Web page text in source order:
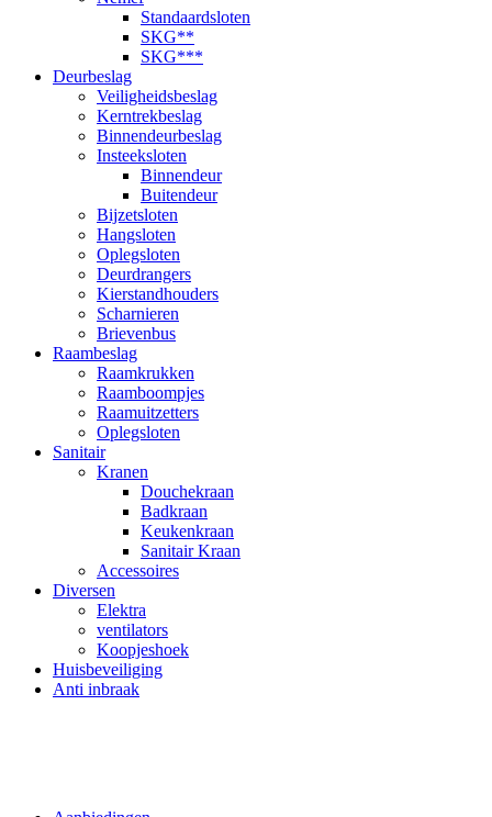
Standaardsloten
SKG**
SKG***
Deurbeslag
Veiligheidsbeslag
Kerntrekbeslag
Binnendeurbeslag
Insteeksloten
Binnendeur
Buitendeur
Bijzetsloten
Hangsloten
Oplegsloten
Deurdrangers
Kierstandhouders
Scharnieren
Brievenbus
Raambeslag
Raamkrukken
Raamboompjes
Raamuitzetters
Oplegsloten
Sanitair
Kranen
Douchekraan
Badkraan
Keukenkraan
Sanitair Kraan
Accessoires
Diversen
Elektra
ventilators
Koopjeshoek
Huisbeveiliging
Anti inbraak